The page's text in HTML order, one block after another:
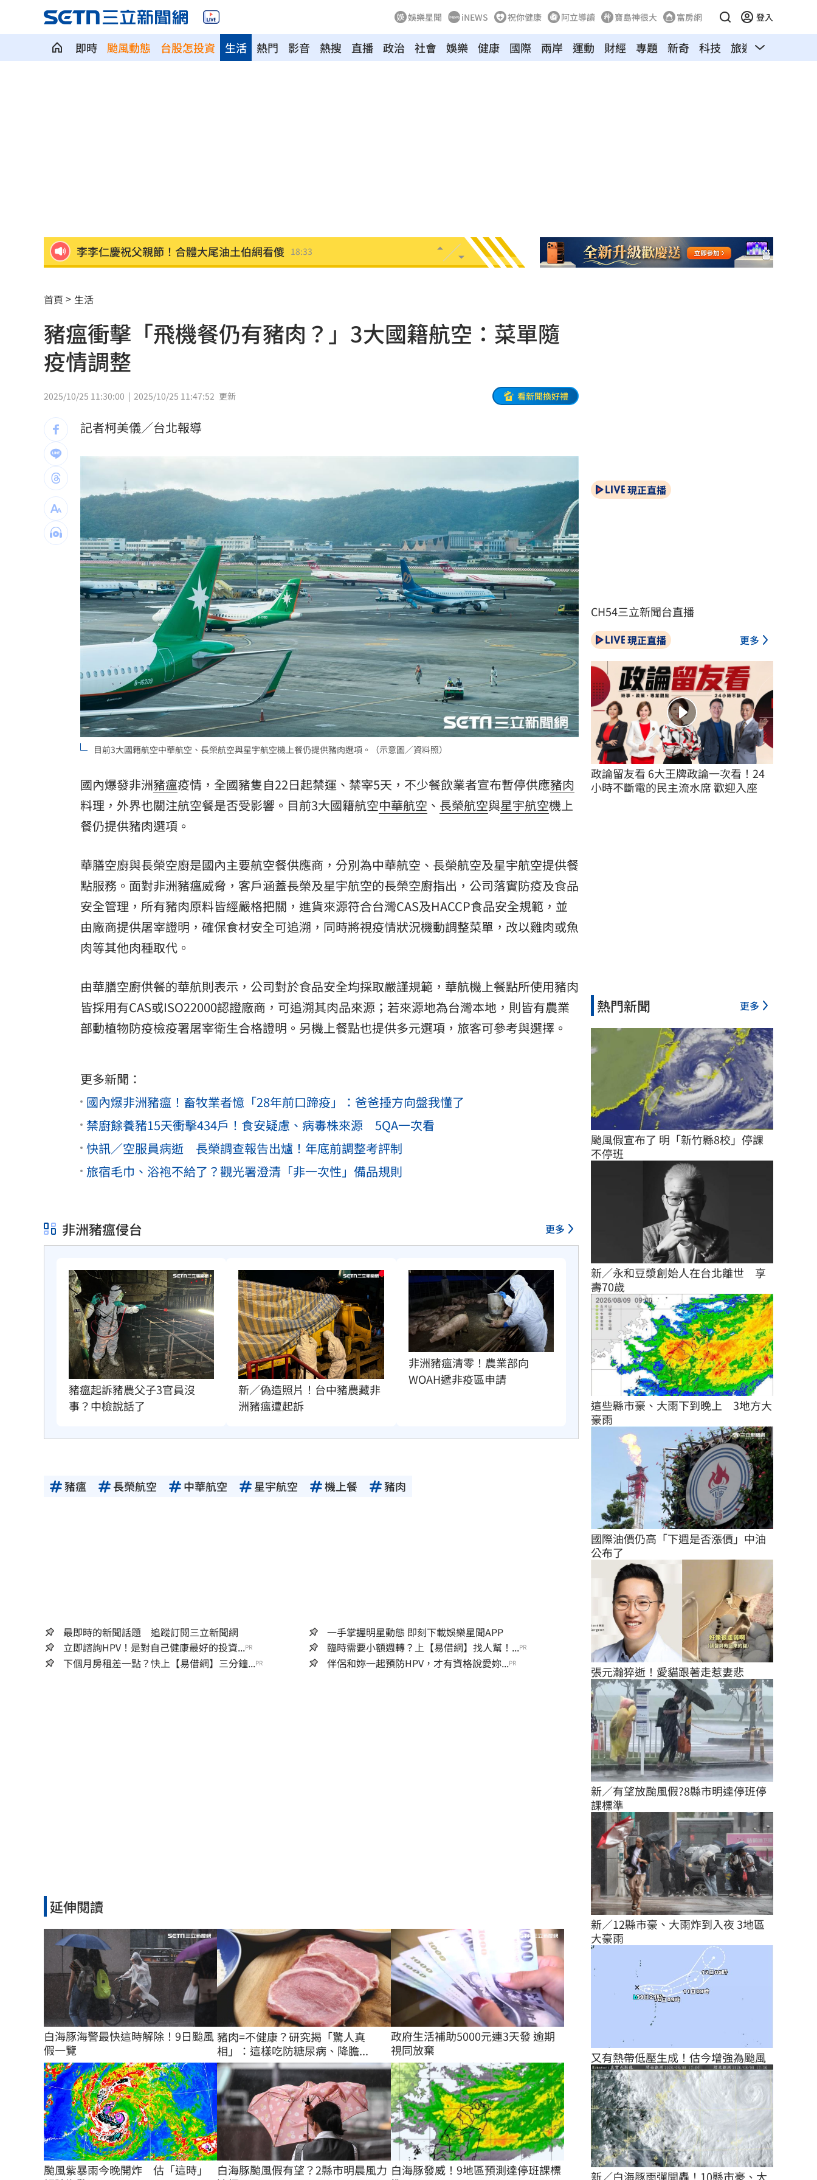
娛樂星聞 iNEWS 祝你健康 阿立導讀 寶島神很大 富房網 登入
即時 颱風動態 台股怎投資 熱門 影音 熱搜 直播 政治 社會 娛樂
生活 健康 國際 兩岸 運動 財經 專題 新奇 科技 旅遊 汽車
李李仁慶祝父親節！合體大尾油土伯網看傻 18:33
傳與女員工婚外情助升遷 FIFA主席回應了
台灣高中生超神！這賽事拿下1金2銀2銅 18:27
二伯衣印哈哈鄙卑 專家：別穿去日本被笑
向中國洩半導體機密 前SK海力士員工慘了
基隆房仲淹水控回覆不實 公所：門牌誤會
星二代闖好聲音挨轟 歌手親姊心疼發聲了
命理師騙「子宮有嬰靈」拿雞蛋性侵得逞 18:13
42歲情色片女星閃嫁 對象是前職棒投手
波克夏出手 砸百億美元投資Alphabet 18:12
黃仁勳告白喜歡華莎！她尬稱：不知他是誰 18:10
風大雨大沒放假？她轟蔣萬安用1句話卸責 18:09
白海豚沒陸警卻比巴威有感！氣象署曝關鍵 18:09
台灣彩券開獎直播中 20:31
LIVE三立+24小時直播 15:27
三立iNEWS新聞台線上直播 18:00
台彩父親節推新刮刮樂千萬頭獎超「爸」氣 12:00
商場戰國來臨 台中「頂奢大道」逐漸成形 12:00
「拍片人的多重宇宙」職涯論壇9/12登場！ 10:30
理想混蛋號召粉絲跨海追星吃美食！ 18:15
首頁 生活
豬瘟衝擊「飛機餐仍有豬肉？」3大國籍航空：菜單隨
疫情調整
2025/10/25 11:30:00 2025/10/25 11:47:52 更新 看新聞換好禮
記者柯美儀／台北報導
目前3大國籍航空中華航空、長榮航空與星宇航空機上餐仍提供豬肉選項。（示意圖／資料照）
國內爆發非洲豬瘟疫情，全國豬隻自22日起禁運、禁宰5天，不少餐飲業者宣布暫停供應豬肉
料理，外界也關注航空餐是否受影響。目前3大國籍航空中華航空 、 長榮航空與星宇航空機上
餐仍提供豬肉選項。
華膳空廚與長榮空廚是國內主要航空餐供應商，分別為中華航空、長榮航空及星宇航空提供餐
點服務。面對非洲豬瘟威脅，客戶涵蓋長榮及星宇航空的長榮空廚指出，公司落實防疫及食品
安全管理，所有豬肉原料皆經嚴格把關，進貨來源符合台灣CAS及HACCP食品安全規範，並
由廠商提供屠宰證明，確保食材安全可追溯，同時將視疫情狀況機動調整菜單，改以雞肉或魚
肉等其他肉種取代。
由華膳空廚供餐的華航則表示，公司對於食品安全均採取嚴謹規範，華航機上餐點所使用豬肉
皆採用有CAS或ISO22000認證廠商，可追溯其肉品來源；若來源地為台灣本地，則皆有農業
部動植物防疫檢疫署屠宰衛生合格證明。另機上餐點也提供多元選項，旅客可參考與選擇。
更多新聞：
國內爆非洲豬瘟！畜牧業者憶「28年前口蹄疫」：爸爸捶方向盤我懂了
禁廚餘養豬15天衝擊434戶！食安疑慮、病毒株來源 5QA一次看
快訊／空服員病逝 長榮調查報告出爐！年底前調整考評制
旅宿毛巾、浴袍不給了？觀光署澄清「非一次性」備品規則
非洲豬瘟侵台 更多
豬瘟起訴豬農父子3官員沒
事？中檢說話了
新／偽造照片！台中豬農藏非
洲豬瘟遭起訴
非洲豬瘟清零！農業部向
WOAH遞非疫區申請
豬瘟 長榮航空 中華航空 星宇航空 機上餐 豬肉
最即時的新聞話題 追蹤訂閱三立新聞網
一手掌握明星動態 即刻下載娛樂星聞APP
立即諮詢HPV！是對自己健康最好的投資...PR 臨時需要小額週轉？上【易借網】找人幫！...PR
下個月房租差一點？快上【易借網】三分鐘...PR 伴侶和妳一起預防HPV，才有資格說愛妳...PR
延伸閱讀
白海豚海警最快這時解除！9日颱風
假一覽
豬肉=不健康？研究揭「驚人真
相」：這樣吃防糖尿病、降膽...
政府生活補助5000元連3天發 逾期
視同放棄
颱風紫暴雨今晚開炸　估「這時」
白海豚颱風假有望？2縣市明晨風力 白海豚發威！9地區預測達停班課標
現正直播
CH54三立新聞台直播
現正直播 更多
政論留友看 6大王牌政論一次看！24
小時不斷電的民主流水席 歡迎入座
熱門新聞 更多
颱風假宣布了 明「新竹縣8校」停課
不停班
新／永和豆漿創始人在台北離世　享
壽70歲
這些縣市豪、大雨下到晚上　3地方大
豪雨
國際油價仍高「下週是否漲價」中油
公布了
張元瀚猝逝！愛貓跟著走惹妻悲
新／有望放颱風假?8縣市明達停班停
課標準
新／12縣市豪、大雨炸到入夜 3地區
大豪雨
又有熱帶低壓生成！估今增強為颱風
新／白海豚雨彈開轟！10縣市豪、大